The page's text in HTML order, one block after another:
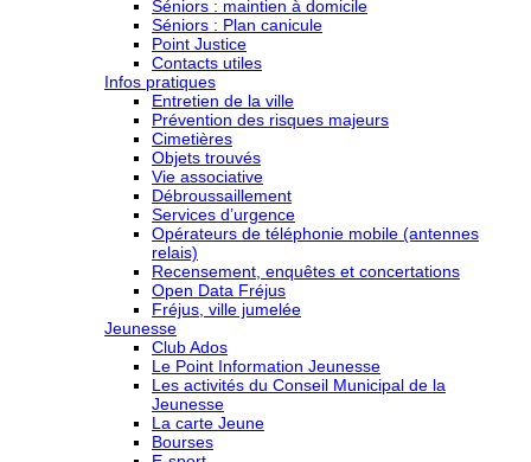
Séniors : maintien à domicile
Séniors : Plan canicule
Point Justice
Contacts utiles
Infos pratiques
Entretien de la ville
Prévention des risques majeurs
Cimetières
Objets trouvés
Vie associative
Débroussaillement
Services d’urgence
Opérateurs de téléphonie mobile (antennes
relais)
Recensement, enquêtes et concertations
Open Data Fréjus
Fréjus, ville jumelée
Jeunesse
Club Ados
Le Point Information Jeunesse
Les activités du Conseil Municipal de la
Jeunesse
La carte Jeune
Bourses